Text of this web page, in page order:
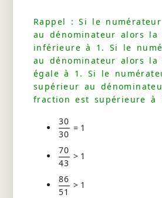
Rappel : Si le
au dénominateur alors la
inférieure à 1. Si le
au dénominateur alors la
égale à 1. Si le
supérieur au
fraction est supérieure à
30
30
= 1
70
43
> 1
86
51
> 1